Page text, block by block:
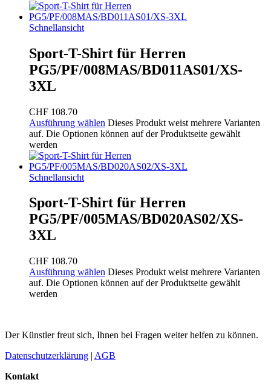
Schnellansicht
Sport-T-Shirt für Herren
PG5/PF/008MAS/BD011AS01/XS-
3XL
CHF 108.70
Ausführung wählen Dieses Produkt weist mehrere Varianten
auf. Die Optionen können auf der Produktseite gewählt
werden
Schnellansicht
Sport-T-Shirt für Herren
PG5/PF/005MAS/BD020AS02/XS-
3XL
CHF 108.70
Ausführung wählen Dieses Produkt weist mehrere Varianten
auf. Die Optionen können auf der Produktseite gewählt
werden
Der Künstler freut sich, Ihnen bei Fragen weiter helfen zu können.
Datenschutzerklärung | AGB
Kontakt